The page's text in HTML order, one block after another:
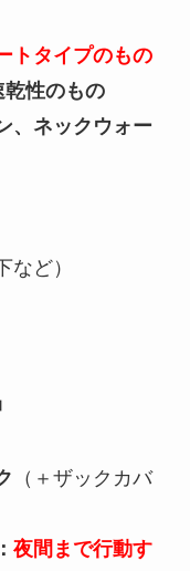
トタイプのもの
性のもの
、ネックウォー
など）
（＋ザックカバ
夜間まで行動す